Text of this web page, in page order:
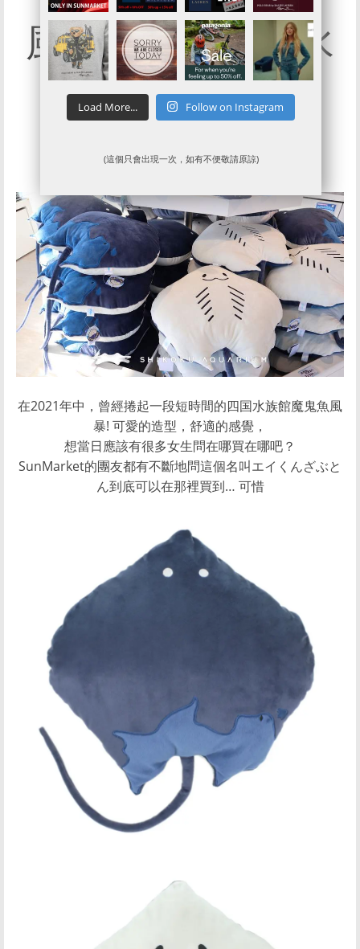
風摩一時既四国水
族館魔鬼魚咕𠱸
Cushion返貨
在2021年中，曾經捲起一段短時間的四国水族館魔鬼魚風
暴! 可愛的造型，舒適的感覺，
想當日應該有很多女生問在哪買在哪吧？
SunMarket的團友都有不斷地問這個名叫エイくんざぶと
ん到底可以在那裡買到… 可惜
Load More... Follow on Instagram
(這個只會出現一次，如有不便敬請原諒)